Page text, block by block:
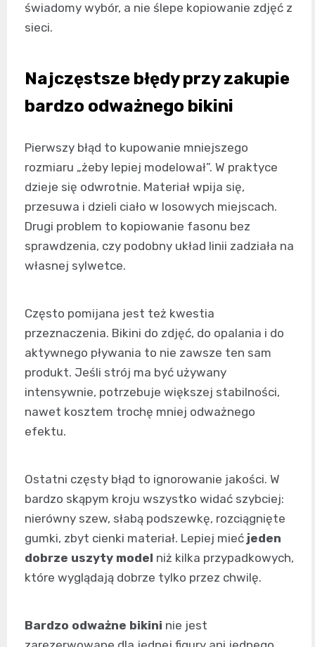
świadomy wybór, a nie ślepe kopiowanie zdjęć z
sieci.
Najczęstsze błędy przy zakupie
bardzo odważnego bikini
Pierwszy błąd to kupowanie mniejszego
rozmiaru „żeby lepiej modelował”. W praktyce
dzieje się odwrotnie. Materiał wpija się,
przesuwa i dzieli ciało w losowych miejscach.
Drugi problem to kopiowanie fasonu bez
sprawdzenia, czy podobny układ linii zadziała na
własnej sylwetce.
Często pomijana jest też kwestia
przeznaczenia. Bikini do zdjęć, do opalania i do
aktywnego pływania to nie zawsze ten sam
produkt. Jeśli strój ma być używany
intensywnie, potrzebuje większej stabilności,
nawet kosztem trochę mniej odważnego
efektu.
Ostatni częsty błąd to ignorowanie jakości. W
bardzo skąpym kroju wszystko widać szybciej:
nierówny szew, słabą podszewkę, rozciągnięte
gumki, zbyt cienki materiał. Lepiej mieć jeden
dobrze uszyty model niż kilka przypadkowych,
które wyglądają dobrze tylko przez chwilę.
Bardzo odważne bikini nie jest